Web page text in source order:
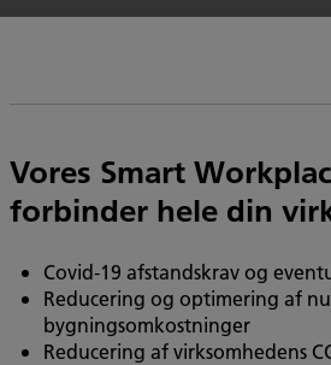
Vores Smart
forbinder hele din
Covid-19 afstandskrav og
Reducering og optimering af
bygningsomkostninger
Reducering af virksomhedens